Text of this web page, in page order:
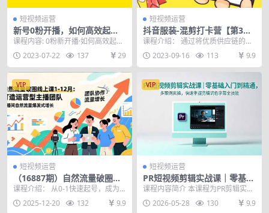
短视频运营
新号0粉开播，如何高效起
号？新号破流量拉精准逻辑与
方法，引爆直播间
课程内容: 0粉新开播·如何高效起
号？ 1.开头 2.Part1：开播前必须做
哪...2023-07-22 137 29
短视频运营
抖音服装-混剪打卡营【第3
期】，女装混剪，月销千万
课程介绍： 通过将优质供应链的服
装产品，做成图文混剪素材，发布
在抖音快手小红书，...
2023-09-16 113 9.9
VIP
短视频运营
（16887期）自然流量破圈线
上课1-12月：打造运营型主播
长
课程介绍： 从0-1快速起号，成为
运营型主播，掌握主播必备三大技
能。帮助你快速复...
2025-12-20 132 9.9
VIP
短视频运营
PR短视频剪辑实战课｜零基础
入门到精通，多案例实操，快
课程内容简介 本课程为PR剪辑实战
课，从软件初识、界面模块讲解入
手，结合美食、粘...
2026-05-28 130 9.9